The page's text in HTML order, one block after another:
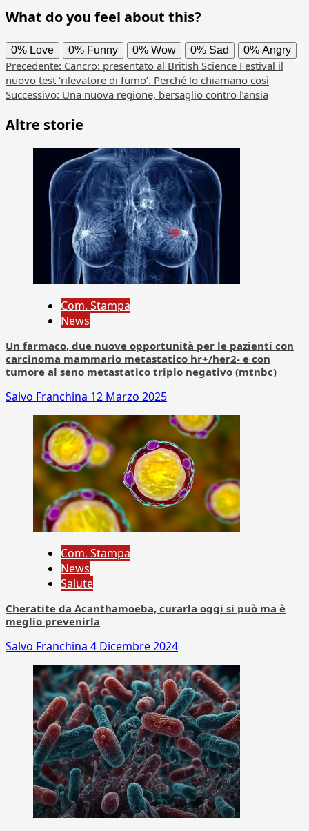
What do you feel about this?
0% Love 0% Funny 0% Wow 0% Sad 0% Angry
Navigazione
articolo
Precedente: Cancro: presentato al British Science Festival il
nuovo test ‘rilevatore di fumo’. Perché lo chiamano così
Successivo: Una nuova regione, bersaglio contro l’ansia
Altre storie
Com. Stampa
News
Un farmaco, due nuove opportunità per le pazienti con
carcinoma mammario metastatico hr+/her2- e con
tumore al seno metastatico triplo negativo (mtnbc)
Salvo Franchina 12 Marzo 2025
Com. Stampa
News
Salute
Cheratite da Acanthamoeba, curarla oggi si può ma è
meglio prevenirla
Salvo Franchina 4 Dicembre 2024